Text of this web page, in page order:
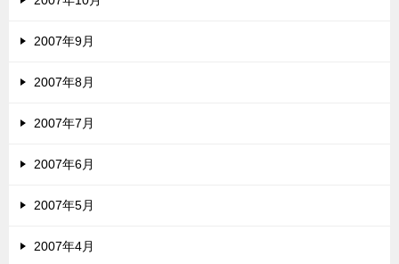
2007年9月
2007年8月
2007年7月
2007年6月
2007年5月
2007年4月